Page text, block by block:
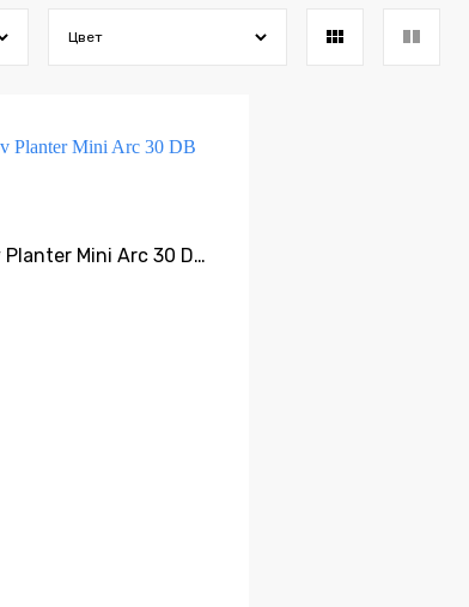
Цвет
Кашпо Smoov Planter Mini Arc 30 DB белого цвета